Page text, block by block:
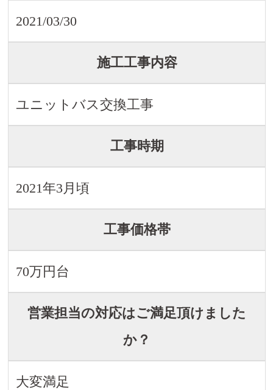
2021/03/30
施工工事内容
ユニットバス交換工事
工事時期
2021年3月頃
工事価格帯
70万円台
営業担当の対応はご満足頂けました
か？
大変満足